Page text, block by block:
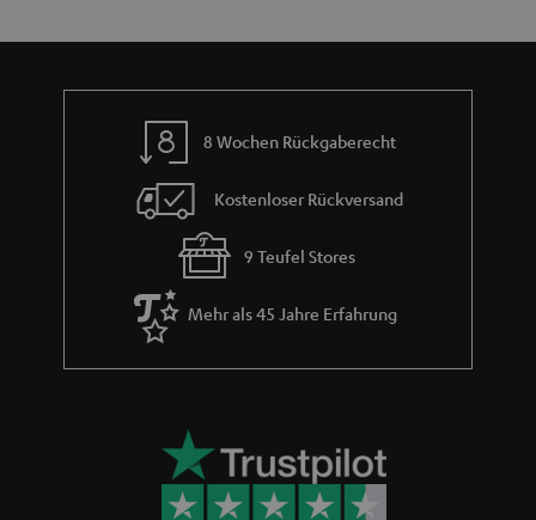
i
e
a
h
m
n
8 Wochen Rückgaberecht
Kostenloser Rückversand
9 Teufel Stores
Mehr als 45 Jahre Erfahrung